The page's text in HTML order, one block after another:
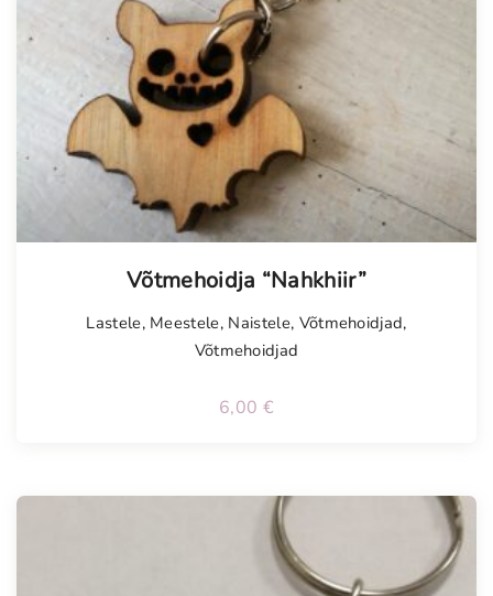
Võtmehoidja “Nahkhiir”
Lastele, Meestele, Naistele, Võtmehoidjad,
Võtmehoidjad
6,00 €